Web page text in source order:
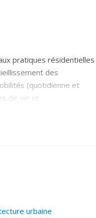
pratiques résidentielles
des
(quotidienne et
de vie et
les aspirations,
les expériences et
mixtes (qualitative
urbaine